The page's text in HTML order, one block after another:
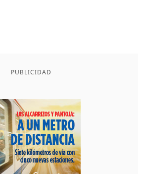
PUBLICIDAD